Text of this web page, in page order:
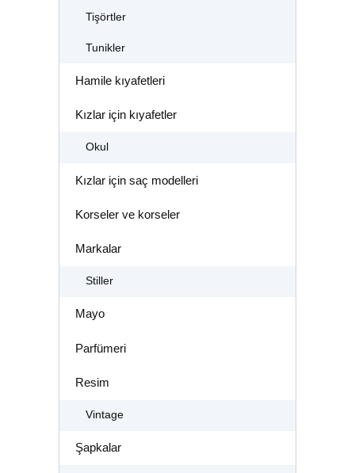
Tişörtler
Tunikler
Hamile kıyafetleri
Kızlar için kıyafetler
Okul
Kızlar için saç modelleri
Korseler ve korseler
Markalar
Stiller
Mayo
Parfümeri
Resim
Vintage
Şapkalar